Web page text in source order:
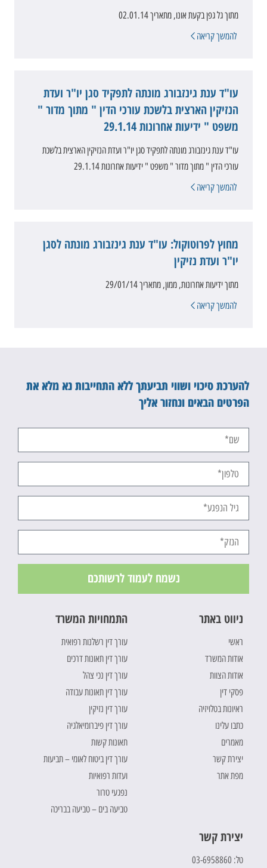
מתוך גל גפן בקעת אונו, מתאריך 02.01.14
להמשך קריאה
עו"ד ענת גינזבורג מונתה לתפקיד סגן יו"ר ועדת
הנזיקין הארצית בלשכת עורכי הדין " מתוך מדור "
משפט " ידיעות אחרונות 29.1.14
עו"ד ענת גינזבורג מונתה לתפקיד סגן יו"ר ועדת הנזיקין הארצית בלשכת
עורכי הדין " מתוך מדור " משפט " ידיעות אחרונות 29.1.14
להמשך קריאה
מחוץ לפרוטוקול: עו"ד ענת גינזבורג מונתה לסגן
יו"ר ועדת נזיקין
מתוך ידיעות אחרונות, ממון, מתאריך 29/01/14
להמשך קריאה
להערכת סיכוי ושווי תביעתך ללא התחייבות נא מלא את
הפרטים הבאים ונחזור אליך
נשמח לעמוד לרשותכם
ניווט באתר
ראשי
אודות המשרד
אודות הצוות
פסקי דין
ראיונות בטלויזיה
כתבו עלינו
מאמרים
יצירת קשר
מפת אתר
התמחויות המשרד
עורך דין רשלנות רפואית
עורך דין תאונות דרכים
עורך דין נכי צהל
עורך דין תאונות עבודה
עורך דין נזיקין
עורך דין פיברומיאלגיה
תאונות קשות
עורך דין ביטוח לאומי – תביעות
ועדות רפואיות
נפגעי טרור
טביעה בים – טביעה בבריכה
יצירת קשר
טל: 03-6958860